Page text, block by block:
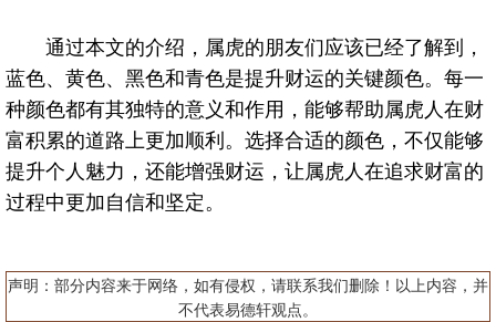
通过本文的介绍，属虎的朋友们应该已经了解到，
蓝色、黄色、黑色和青色是提升财运的关键颜色。每一
种颜色都有其独特的意义和作用，能够帮助属虎人在财
富积累的道路上更加顺利。选择合适的颜色，不仅能够
提升个人魅力，还能增强财运，让属虎人在追求财富的
过程中更加自信和坚定。
声明：部分内容来于网络，如有侵权，请联系我们删除！以上内容，并
不代表易德轩观点。